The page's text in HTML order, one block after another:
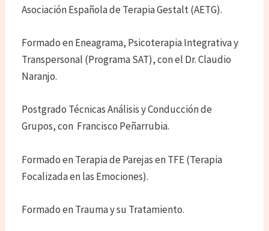
Asociación Española de Terapia Gestalt (AETG).
Formado en Eneagrama, Psicoterapia Integrativa y
Transpersonal (Programa SAT), con el Dr. Claudio
Naranjo.
Postgrado Técnicas Análisis y Conducción de
Grupos, con Francisco Peñarrubia.
Formado en Terapia de Parejas en TFE (Terapia
Focalizada en las Emociones).
Formado en Trauma y su Tratamiento.